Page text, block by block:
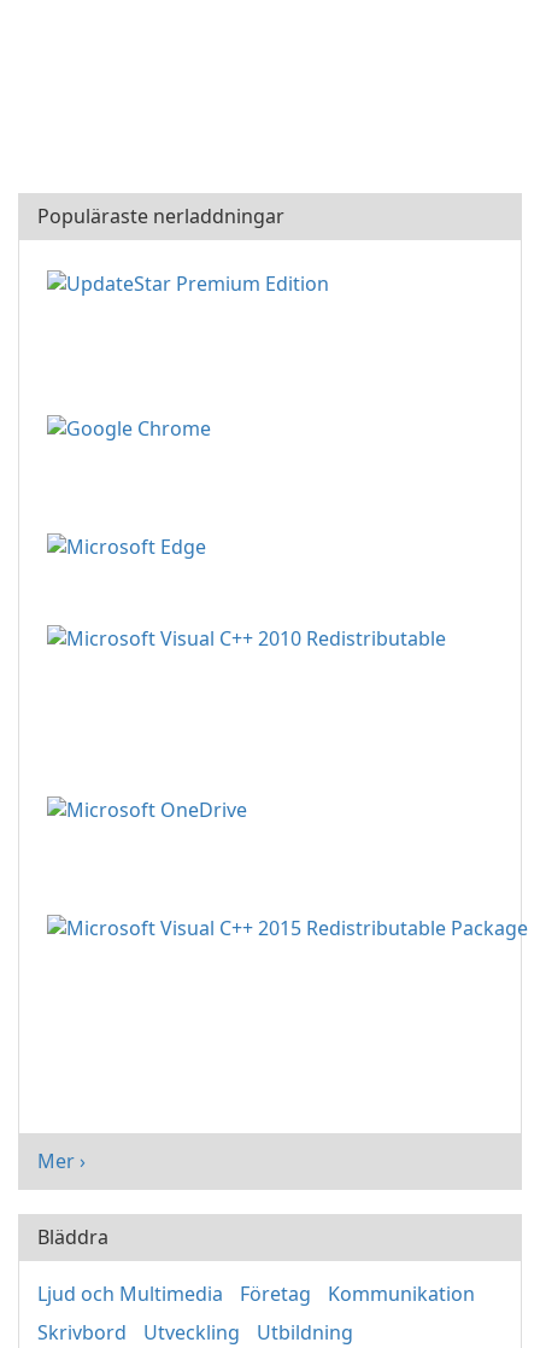
Populäraste nerladdningar
Mer ›
Bläddra
Ljud och Multimedia Företag
Kommunikation
Skrivbord
Utveckling
Utbildning